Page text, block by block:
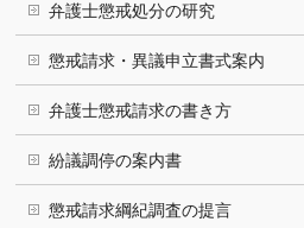
弁護士懲戒処分の研究
懲戒請求・異議申立書式案内
弁護士懲戒請求の書き方
紛議調停の案内書
懲戒請求綱紀調査の提言